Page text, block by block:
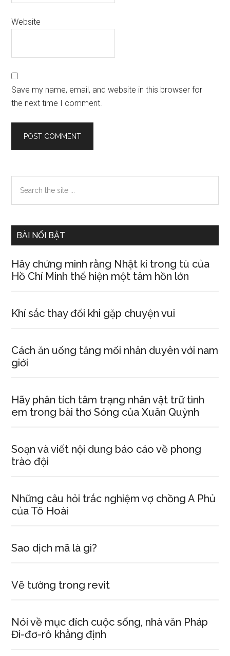
Website
Save my name, email, and website in this browser for
the next time I comment.
Primary
Sidebar
the
BÀI NỔI BẬT
Hây chứng minh rằng Nhật kí trong tù của
Hồ Chí Minh thể hiện một tâm hồn lớn
Khí sắc thay đổi khi gặp chuyện vui
Cách ăn uống tăng mối nhân duyên với nam
giới
Hãy phân tích tâm trạng nhân vật trữ tình
em trong bài thơ Sóng của Xuân Quỳnh
Soạn và viết nội dung báo cáo về phong
trào đội
Những câu hỏi trắc nghiệm vợ chồng A Phủ
của Tô Hoài
Sao dịch mã là gì?
Vẽ tường trong revit
Nói về mục đích cuộc sống, nhà văn Pháp
Đi-đơ-rô khẳng định